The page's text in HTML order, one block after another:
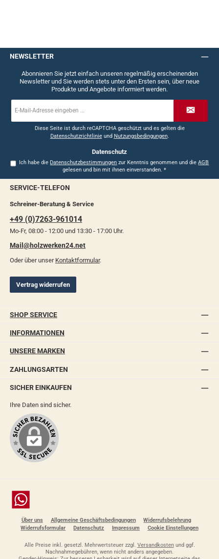
NEWSLETTER
Abonnieren Sie jetzt einfach unseren regelmäßig erscheinenden
Newsletter und Sie werden stets unter den Ersten sein, über neue
Produkte und Angebote informiert werden.
Mail-
Diese Seite ist durch reCAPTCHA geschützt und es gelten die
Datenschutzrichtlinieund Nutzungsbedingungen.
Datenschutz
Ich habe die Datenschutzbestimmungen zur Kenntnis genommen und dieAGB
gelesen und bin mit ihnen einverstanden. *
SERVICE-TELEFON
Schreiner-Beratung & Service
+49 (0)7263-961014
Mo-Fr, 08:00 - 12:00 und 13:30 - 17:00 Uhr.
Mail@holzwerken24.net
Oder über unser Kontaktformular.
Vertrag widerrufen
SHOP SERVICE
INFORMATIONEN
UNSERE MARKEN
ZAHLUNGSARTEN
SICHER EINKAUFEN
Ihre Daten sind sicher.
Chat
Über uns Allgemeine Geschäftsbedingungen
Widerrufsbelehrung
Widerrufsformular
Datenschutz Impressum Cookie Einstellungen
Alle Preise inkl. gesetzl. Mehrwertsteuer zzgl. Versandkostenund ggf.
Nachnahmegebühren, wenn nicht anders angegeben.